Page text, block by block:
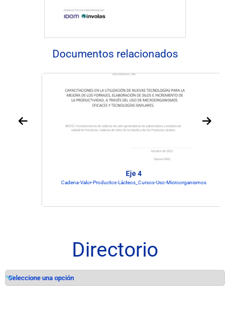
Documentos relacionados
Eje 4
Cadena-Valor-Productos-Lácteos_Cursos-Uso-Microorganismos
Directorio